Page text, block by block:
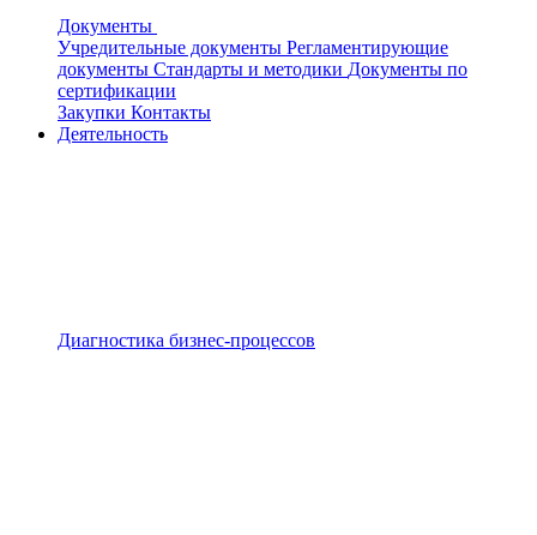
Документы
Учредительные документы Регламентирующие
документы Стандарты и методики Документы по
сертификации
Закупки Контакты
Деятельность
Диагностика бизнес-процессов